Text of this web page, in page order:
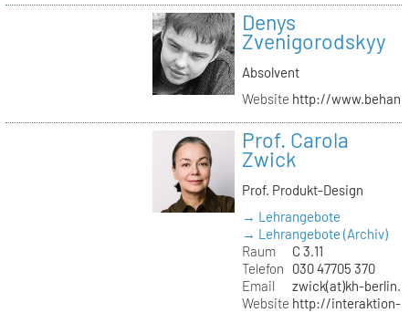
Denys
Zvenigorodskyy
Absolvent
Website http://
Prof. Carola
Zwick
Prof. Produkt-Design
→ Lehrangebote
→ Lehrangebote (Archiv)
Raum
C 3.11
Telefon
030 47705 370
Email
zwick(at)kh-
Website http://interaktion-